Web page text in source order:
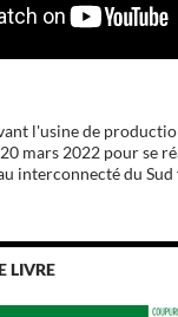
l'usine de
mars 2022 pour se
interconnecté du
LIVRE